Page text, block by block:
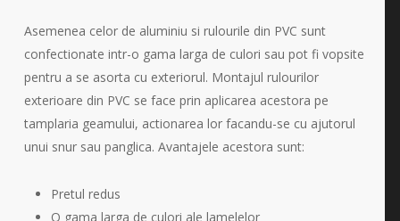
Asemenea celor de aluminiu si rulourile din PVC sunt
confectionate intr-o gama larga de culori sau pot fi vopsite
pentru a se asorta cu exteriorul. Montajul rulourilor
exterioare din PVC se face prin aplicarea acestora pe
tamplaria geamului, actionarea lor facandu-se cu ajutorul
unui snur sau panglica. Avantajele acestora sunt:
Pretul redus
O gama larga de culori ale lamelelor